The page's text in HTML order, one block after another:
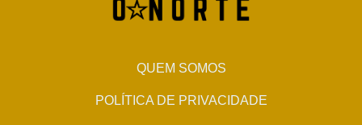
QUEM SOMOS
POLÍTICA DE PRIVACIDADE